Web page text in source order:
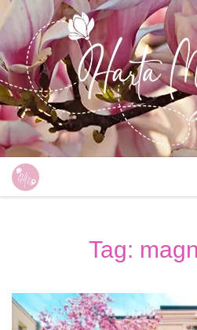
Tag: